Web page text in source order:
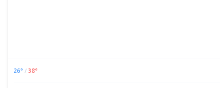
38°
/
26°